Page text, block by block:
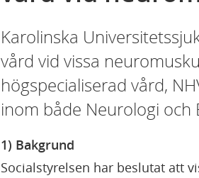
Karolinska
vård vid vissa
högspecialiserad vård,
inom både Neurologi och
1) Bakgrund
Socialstyrelsen har beslutat att